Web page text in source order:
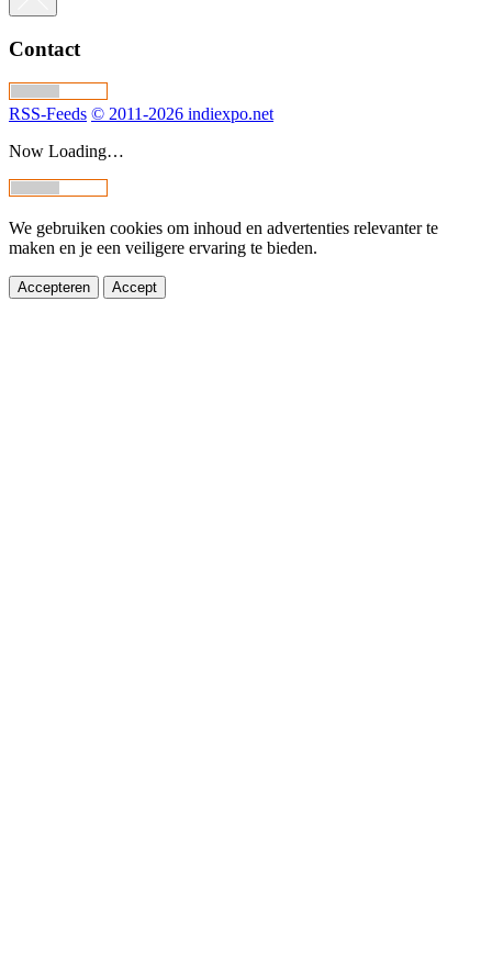
Contact
RSS-Feeds © 2011-2026 indiexpo.net
Now Loading…
We gebruiken cookies om inhoud en advertenties relevanter te
maken en je een veiligere ervaring te bieden.
Accepteren Accept